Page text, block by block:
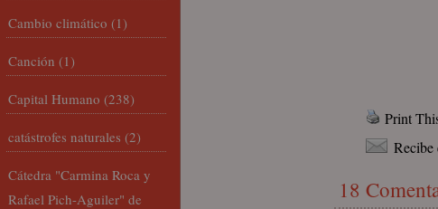
Print
18
Cambio climático (1)
Canción (1)
Capital Humano (238)
catástrofes naturales (2)
Cátedra "Carmina Roca y
Rafael Pich-Aguiler" de